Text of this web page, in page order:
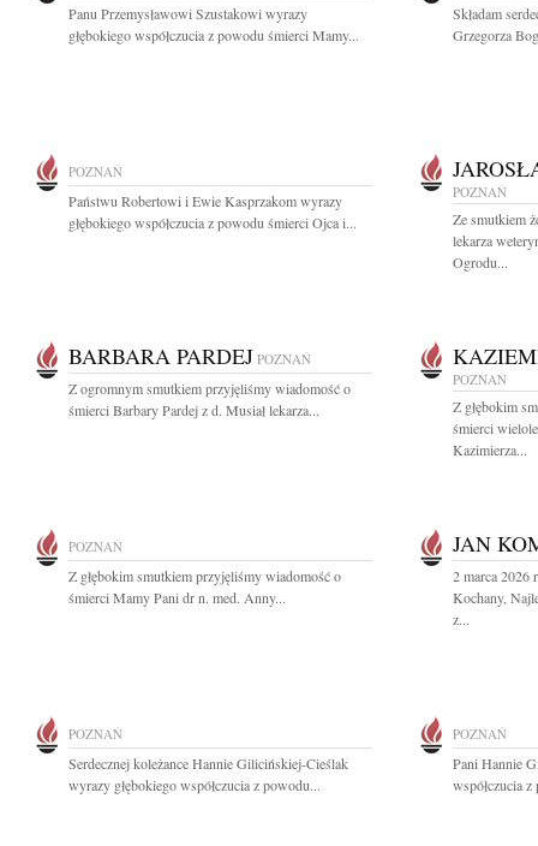
Panu Przemysławowi Szustakowi wyrazy
głębokiego współczucia z powodu śmierci Mamy...
Składam
Grzegorza
POZNAŃ
Państwu Robertowi i Ewie Kasprzakom wyrazy
głębokiego współczucia z powodu śmierci Ojca i...
POZNAŃ
Ze smutkiem
lekarza
Ogrodu...
BARBARA PARDEJ POZNAŃ
Z ogromnym smutkiem przyjęliśmy wiadomość o
śmierci Barbary Pardej z d. Musiał lekarza...
POZNAŃ
Z głębokim
śmierci
Kazimierza...
POZNAŃ
Z głębokim smutkiem przyjęliśmy wiadomość o
śmierci Mamy Pani dr n. med. Anny...
JAN
2 marca 2026
Kochany,
z...
POZNAŃ
Serdecznej koleżance Hannie Gilicińskiej-Cieślak
wyrazy głębokiego współczucia z powodu...
POZNAŃ
Pani Hannie
współczucia